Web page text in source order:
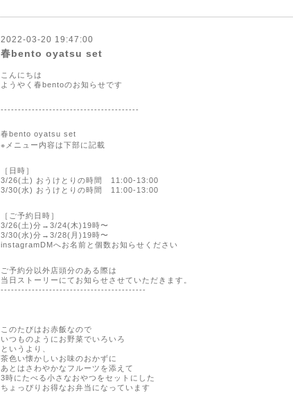
2022-03-20 19:47:00
春bento oyatsu set
こんにちは
ようやく春bentoのお知らせです
----------------------------------------
春bento oyatsu set
※ メニュー内容は下部に記載
［日時］
3/26(土) おうけとりの時間 11:00-13:00
3/30(水) おうけとりの時間 11:00-13:00
［ご予約日時］
3/26(土)分 →3/24(木)19時〜
3/30(水)分 →3/28( 月 )19時〜
instagramDMへお名前と個数お知らせください
ご予約分以外店頭分のある際は
当日ストーリーにてお知らせさせていただきます。
------------------------------------------
このたびはお赤飯なので
いつものようにお野菜でいろいろ
というより、
茶色い懐かしいお味のおかずに
あとはさわやかなフルーツを添えて
3時にたべる小さなおやつをセットにした
ちょっぴりお得なお弁当になっています